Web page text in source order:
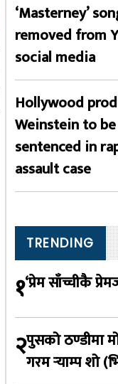
‘Masterney’
removed from
social media
Hollywood
Weinstein to
sentenced in
assault case
TRENDING
१‘प्रेम साँच्चीकै
२पुसको ठण्डीमा
गरम र्‍याम्प शो